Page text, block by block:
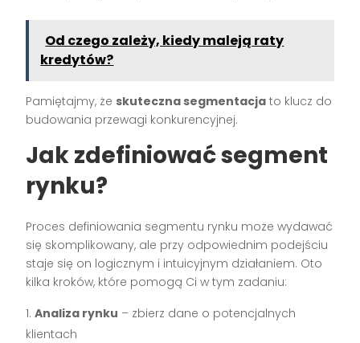
Od czego zależy, kiedy maleją raty
kredytów?
Pamiętajmy, że skuteczna segmentacja to klucz do
budowania przewagi konkurencyjnej.
Jak zdefiniować segment
rynku?
Proces definiowania segmentu rynku może wydawać
się skomplikowany, ale przy odpowiednim podejściu
staje się on logicznym i intuicyjnym działaniem. Oto
kilka kroków, które pomogą Ci w tym zadaniu:
Analiza rynku – zbierz dane o potencjalnych
klientach